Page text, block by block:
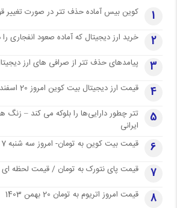
1 کوین بیس آماده حذف تتر در صورت تغییر
2 خرید ارز دیجیتال که آماده صعود انفجاری را
3 پیامدهای حذف تتر از صرافی های ارز
4 قیمت ارز دیجیتال بیت کوین امروز 20 اسفند 1403
5
تتر چطور دارایی‌ها را بلوکه می کند – زنگ
ایرانی
6 قیمت بیت کوین به تومان- امروز سه شنبه 7 اسفند ۱۴۰۳
7 قیمت پای نتورک به تومان / قیمت لحظه ای pi network
8 قیمت امروز اتریوم به تومان 20 بهمن 1403